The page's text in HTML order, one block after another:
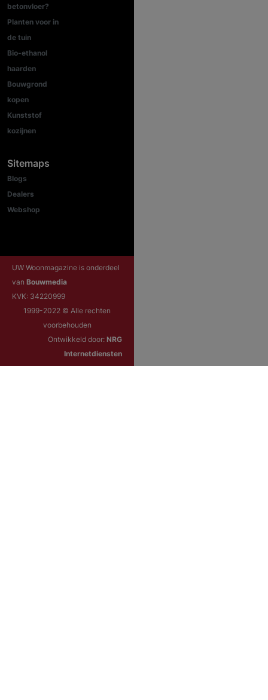
betonvloer?
Planten voor in
de tuin
Bio-ethanol
haarden
Bouwgrond
kopen
Kunststof
kozijnen
Sitemaps
Blogs
Dealers
Webshop
UW Woonmagazine is onderdeel
van Bouwmedia
KVK: 34220999
1999-2022 © Alle rechten
voorbehouden
Ontwikkeld door: NRG
Internetdiensten